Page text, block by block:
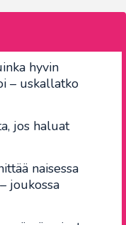
hyvin
– uskallatko
jos haluat
naisessa
joukossa